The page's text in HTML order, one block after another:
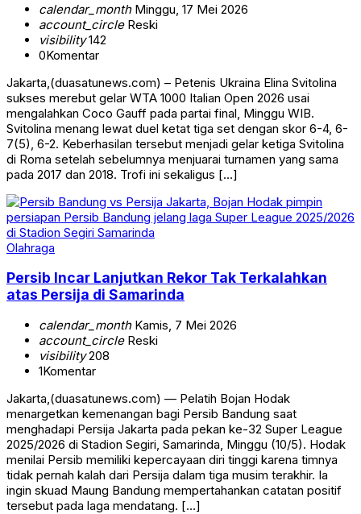
calendar_monthMinggu, 17 Mei 2026
account_circleReski
visibility142
0Komentar
Jakarta,(duasatunews.com) – Petenis Ukraina Elina Svitolina
sukses merebut gelar WTA 1000 Italian Open 2026 usai
mengalahkan Coco Gauff pada partai final, Minggu WIB.
Svitolina menang lewat duel ketat tiga set dengan skor 6-4, 6-
7(5), 6-2. Keberhasilan tersebut menjadi gelar ketiga Svitolina
di Roma setelah sebelumnya menjuarai turnamen yang sama
pada 2017 dan 2018. Trofi ini sekaligus […]
Olahraga
Persib Incar Lanjutkan Rekor Tak Terkalahkan
atas Persija di Samarinda
calendar_monthKamis, 7 Mei 2026
account_circleReski
visibility208
1Komentar
Jakarta,(duasatunews.com) — Pelatih Bojan Hodak
menargetkan kemenangan bagi Persib Bandung saat
menghadapi Persija Jakarta pada pekan ke-32 Super League
2025/2026 di Stadion Segiri, Samarinda, Minggu (10/5). Hodak
menilai Persib memiliki kepercayaan diri tinggi karena timnya
tidak pernah kalah dari Persija dalam tiga musim terakhir. Ia
ingin skuad Maung Bandung mempertahankan catatan positif
tersebut pada laga mendatang. […]